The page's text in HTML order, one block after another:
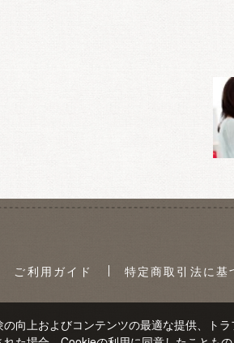
ご利用ガイド 特定商取引法に基
向上およびコンテンツの最適な提供、ト